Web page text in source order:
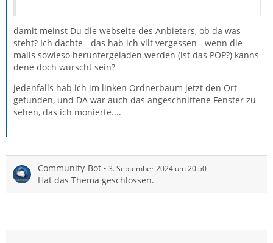
damit meinst Du die webseite des Anbieters, ob da was
steht? Ich dachte - das hab ich vllt vergessen - wenn die
mails sowieso heruntergeladen werden (ist das POP?) kanns
dene doch wurscht sein?
jedenfalls hab ich im linken Ordnerbaum jetzt den Ort
gefunden, und DA war auch das angeschnittene Fenster zu
sehen, das ich monierte....
Community-Bot 3. September 2024 um 20:50
Hat das Thema geschlossen.